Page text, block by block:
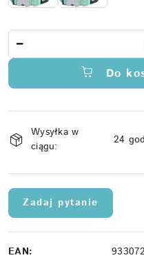
Do
i
dostawa
Wysyłka w
ciągu:
24
Zadaj pytanie
EAN: